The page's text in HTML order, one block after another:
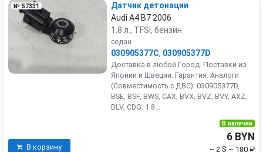
№ 57331
Датчик детонации
Audi A4 B7 2006
1.8 л., TFSI, бензин
седан
030905377C, 030905377D
Доставка в любой Город. Поставки из
Японии и Швеции. Гарантия. Аналоги
(Совместимость с ДВС): 030905377D,
BSE, BSF, BWS, CAX, BVX, BVZ, BVY, AXZ,
BLV, CDG. 1.8...
В корзину
В наличии
6 BYN
~ 2 $ ~ 180 ₽